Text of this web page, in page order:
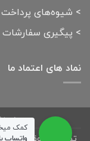
> شیوه‌های پرداخت
> پیگیری سفارشات
نماد های اعتماد ما
کمک
واتساپ